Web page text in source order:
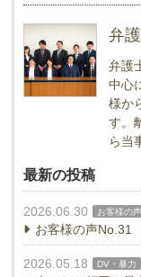
弁
弁護
中心
様か
す。
ら当
最新の投稿
2026.06.30 お客様の声
お客様の声No.31
2026.05.18 DV・暴力